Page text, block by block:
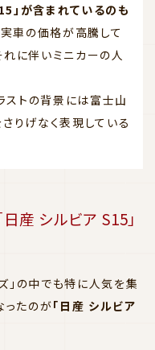
」が含まれているのも
車の価格が高騰して
に伴いミニカーの人
ストの背景には富士山
りげなく表現している
産 シルビア S15」
」の中でも特に人気を集
ったのが「日産 シルビア